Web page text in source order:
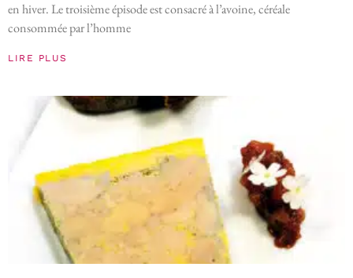
en hiver. Le troisième épisode est consacré à l’avoine, céréale
consommée par l’homme
LIRE PLUS